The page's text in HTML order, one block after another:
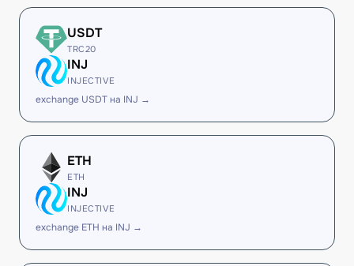
USDT
TRC20
INJ
INJECTIVE
exchange USDT на INJ →
ETH
ETH
INJ
INJECTIVE
exchange ETH на INJ →